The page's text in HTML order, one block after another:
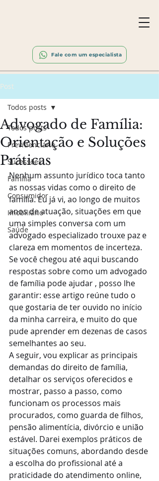
Fale com um especialista
Post
Todos posts
Previdenciário
Sucessões
Família
Consumidor
Imobiliário
Saúde
Todos posts
Advogado de Família:
Orientação e Soluções
Práticas
Nenhum assunto jurídico toca tanto
as nossas vidas como o direito de
família. Eu já vi, ao longo de muitos
anos de atuação, situações em que
uma simples conversa com um
advogado especializado trouxe paz e
clareza em momentos de incerteza.
Se você chegou até aqui buscando
respostas sobre como um advogado
de família pode ajudar , posso lhe
garantir: esse artigo reúne tudo o
que gostaria de ter ouvido no início
da minha carreira, e muito do que
pude aprender em dezenas de casos
semelhantes ao seu.
A seguir, vou explicar as principais
demandas do direito de família,
detalhar os serviços oferecidos e
mostrar, passo a passo, como
funcionam os processos mais
procurados, como guarda de filhos,
pensão alimentícia, divórcio e união
estável. Darei exemplos práticos de
situações comuns, abordando desde
a escolha do profissional até a
praticidade do atendimento online,